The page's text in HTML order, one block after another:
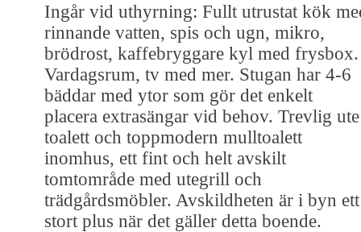
Ingår vid uthyrning: Fullt utrustat kök
rinnande vatten, spis och ugn, mikro,
brödrost, kaffebryggare kyl med frysbox.
Vardagsrum, tv med mer. Stugan har 4-6
bäddar med ytor som gör det enkelt
placera extrasängar vid behov. Trevlig ute
toalett och toppmodern mulltoalett
inomhus, ett fint och helt avskilt
tomtområde med utegrill och
trädgårdsmöbler. Avskildheten är i byn ett
stort plus när det gäller detta boende.